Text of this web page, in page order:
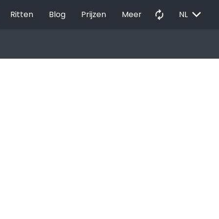
Ritten Blog Prijzen Meer autorenew NL EXPAND_MORE